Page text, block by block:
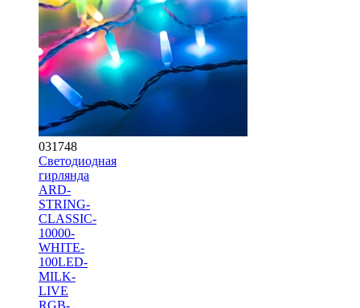
031748
Светодиодная
гирлянда
ARD-
STRING-
CLASSIC-
10000-
WHITE-
100LED-
MILK-
LIVE